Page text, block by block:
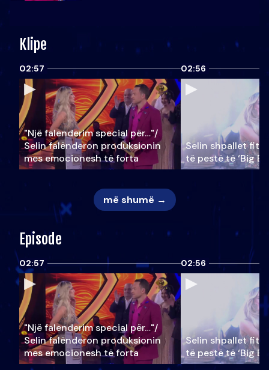
Klipe
02:57
"Një falenderim special për…"/
Selin falënderon produksionin
mes emocionesh të forta
02:56
Selin shpallet
të pestë të ‘Big
më shumë →
Episode
02:57
"Një falenderim special për…"/
Selin falënderon produksionin
mes emocionesh të forta
02:56
Selin shpallet
të pestë të ‘Big